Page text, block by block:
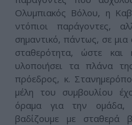
Ολυμπιακός Βόλου, η
ντόπιοι παράγοντες,
σημαντικό, πάντως, σε μια
σταθερότητα, ώστε
υλοποιήσει τα πλάνα
πρόεδρος, κ.
μέλη του συμβουλίου
όραμα για την ομάδα,
βαδίζουμε με σταθερά